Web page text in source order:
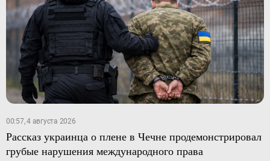
00:57, 4 августа 2026
Рассказ украинца о плене в Чечне продемонстрировал
грубые нарушения международного права